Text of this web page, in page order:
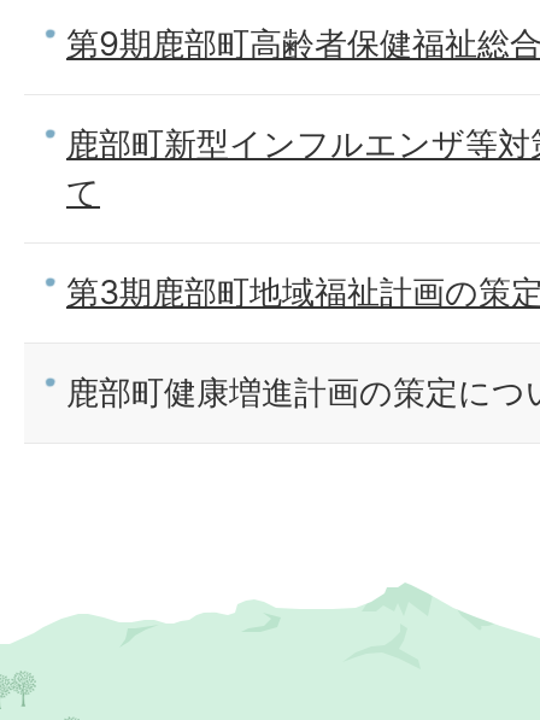
第9期鹿部町高齢者保健福祉総
鹿部町新型インフルエンザ等
て
第3期鹿部町地域福祉計画の策
鹿部町健康増進計画の策定につ